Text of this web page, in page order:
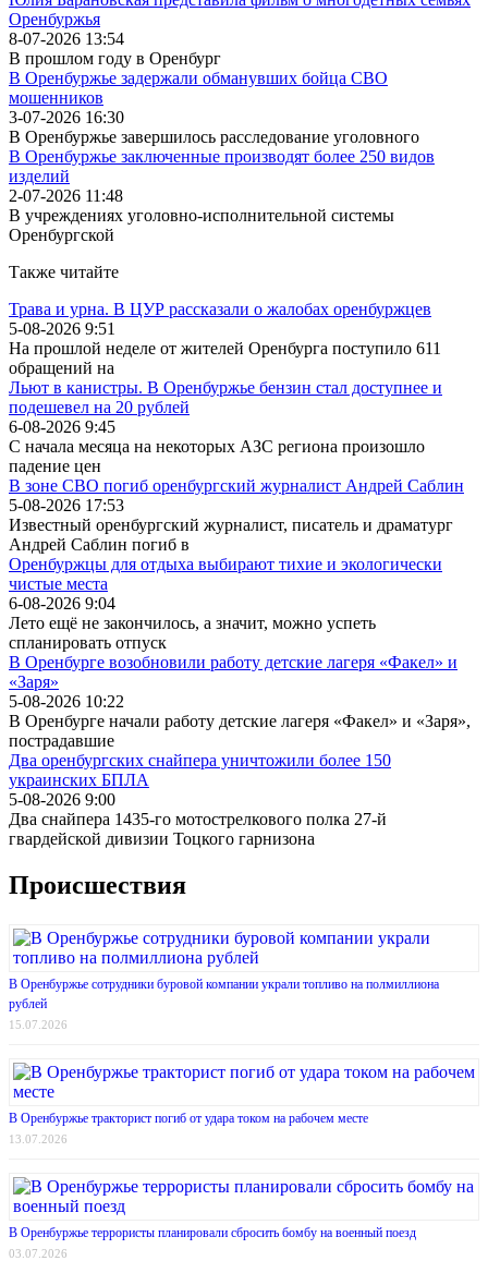
Оренбуржья
8-07-2026 13:54
В прошлом году в Оренбург
В Оренбуржье задержали обманувших бойца СВО
мошенников
3-07-2026 16:30
В Оренбуржье завершилось расследование уголовного
В Оренбуржье заключенные производят более 250 видов
изделий
2-07-2026 11:48
В учреждениях уголовно-исполнительной системы
Оренбургской
Также читайте
Трава и урна. В ЦУР рассказали о жалобах оренбуржцев
5-08-2026 9:51
На прошлой неделе от жителей Оренбурга поступило 611
обращений на
Льют в канистры. В Оренбуржье бензин стал доступнее и
подешевел на 20 рублей
6-08-2026 9:45
С начала месяца на некоторых АЗС региона произошло
падение цен
В зоне СВО погиб оренбургский журналист Андрей Саблин
5-08-2026 17:53
Известный оренбургский журналист, писатель и драматург
Андрей Саблин погиб в
Оренбуржцы для отдыха выбирают тихие и экологически
чистые места
6-08-2026 9:04
Лето ещё не закончилось, а значит, можно успеть
спланировать отпуск
В Оренбурге возобновили работу детские лагеря «Факел» и
«Заря»
5-08-2026 10:22
В Оренбурге начали работу детские лагеря «Факел» и «Заря»,
пострадавшие
Два оренбургских снайпера уничтожили более 150
украинских БПЛА
5-08-2026 9:00
Два снайпера 1435-го мотострелкового полка 27-й
гвардейской дивизии Тоцкого гарнизона
Происшествия
В Оренбуржье сотрудники буровой компании украли топливо на полмиллиона
рублей
15.07.2026
В Оренбуржье тракторист погиб от удара током на рабочем месте
13.07.2026
В Оренбуржье террористы планировали сбросить бомбу на военный поезд
03.07.2026